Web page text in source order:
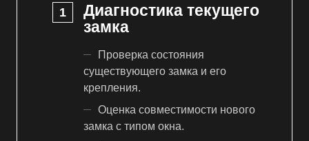
Диагностика текущего
замка
Проверка состояния
существующего замка и его
крепления.
Оценка совместимости нового
замка с типом окна.